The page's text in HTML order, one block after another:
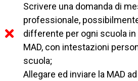
Scrivere una domanda di
professionale,
differente per ogni scuola in
MAD, con intestazioni
scuola;
Allegare ed inviare la MAD